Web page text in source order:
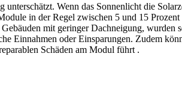
Wenn das Sonnenlicht die
in der Regel zwischen 5 und 15 Prozent
mit geringer Dachneigung, wurden
Einnahmen oder Einsparungen. Zudem
Schäden am Modul führt .